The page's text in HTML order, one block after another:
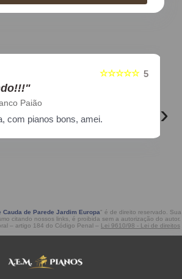
5
☆☆☆☆☆
Paião
com pianos bons, amei. ›
Cauda de Parede Jardim Europa" é de direito reservado. Sua
citando nossos links, é proibida sem a autorização do autor.
– artigo 184 do Código Penal – Lei 9610/98 - Lei de direitos